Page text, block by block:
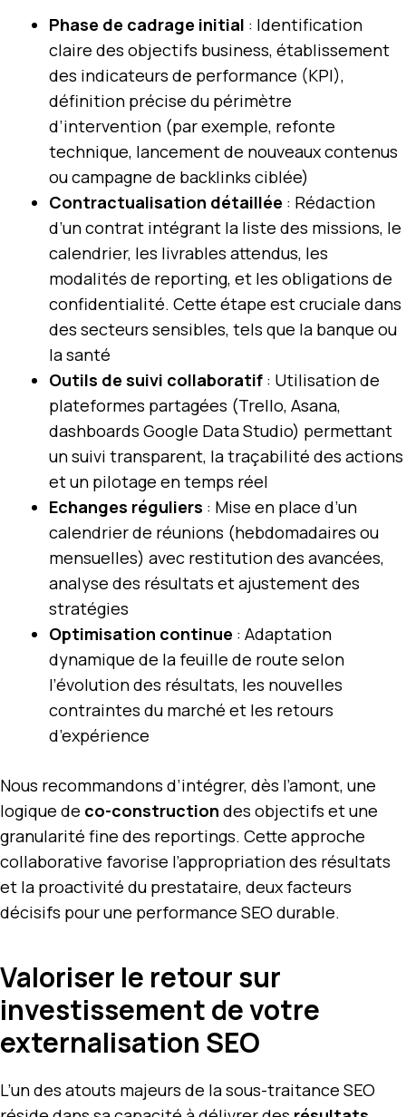
Phase de cadrage initial : Identification
claire des objectifs business, établissement
des indicateurs de performance (KPI),
définition précise du périmètre
d’intervention (par exemple, refonte
technique, lancement de nouveaux contenus
ou campagne de backlinks ciblée)
Contractualisation détaillée : Rédaction
d’un contrat intégrant la liste des missions, le
calendrier, les livrables attendus, les
modalités de reporting, et les obligations de
confidentialité. Cette étape est cruciale dans
des secteurs sensibles, tels que la banque ou
la santé
Outils de suivi collaboratif : Utilisation de
plateformes partagées (Trello, Asana,
dashboards Google Data Studio) permettant
un suivi transparent, la traçabilité des actions
et un pilotage en temps réel
Echanges réguliers : Mise en place d’un
calendrier de réunions (hebdomadaires ou
mensuelles) avec restitution des avancées,
analyse des résultats et ajustement des
stratégies
Optimisation continue : Adaptation
dynamique de la feuille de route selon
l’évolution des résultats, les nouvelles
contraintes du marché et les retours
d’expérience
Nous recommandons d’intégrer, dès l’amont, une
logique de co-construction des objectifs et une
granularité fine des reportings. Cette approche
collaborative favorise l’appropriation des résultats
et la proactivité du prestataire, deux facteurs
décisifs pour une performance SEO durable.
Valoriser le retour sur
investissement de votre
externalisation SEO
L’un des atouts majeurs de la sous-traitance SEO